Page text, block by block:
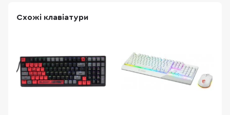
Схожі клавіатури